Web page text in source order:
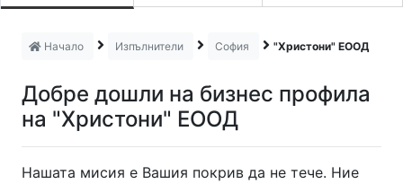
Начало Изпълнители София "Христони" ЕООД
Добре дошли на бизнес профила
на "Христони" ЕООД
Нашата мисия е Вашия покрив да не тече. Ние